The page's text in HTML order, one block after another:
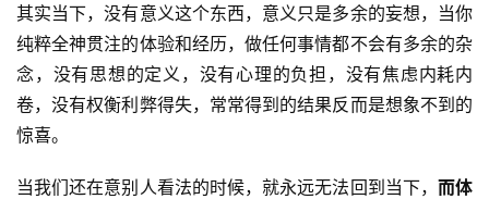
佛
教
人
物
院
登录 注册
其实当下，没有意义这个东西，意义只是多余的妄想，当你
纯粹全神贯注的体验和经历，做任何事情都不会有多余的杂
念，没有思想的定义，没有心理的负担，没有焦虑内耗内
卷，没有权衡利弊得失，常常得到的结果反而是想象不到的
惊喜。
当我们还在意别人看法的时候，就永远无法回到当下， 而体